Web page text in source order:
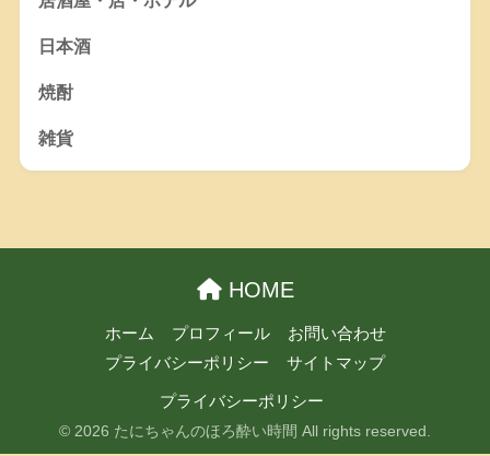
日本酒
焼酎
雑貨
HOME
ホーム プロフィール
お問い合わせ
プライバシーポリシー
サイトマップ
プライバシーポリシー
© 2026 たにちゃんのほろ酔い時間 All rights reserved.